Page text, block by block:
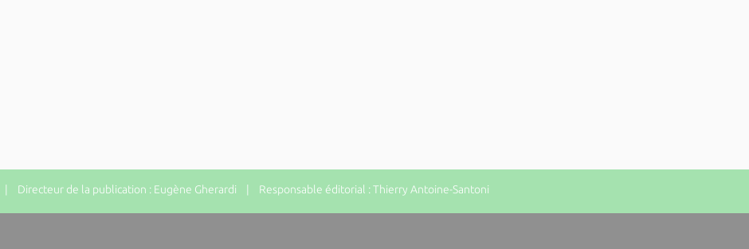
| Directeur de la publication : Eugène Gherardi | Responsable éditorial : Thierry Antoine-Santoni